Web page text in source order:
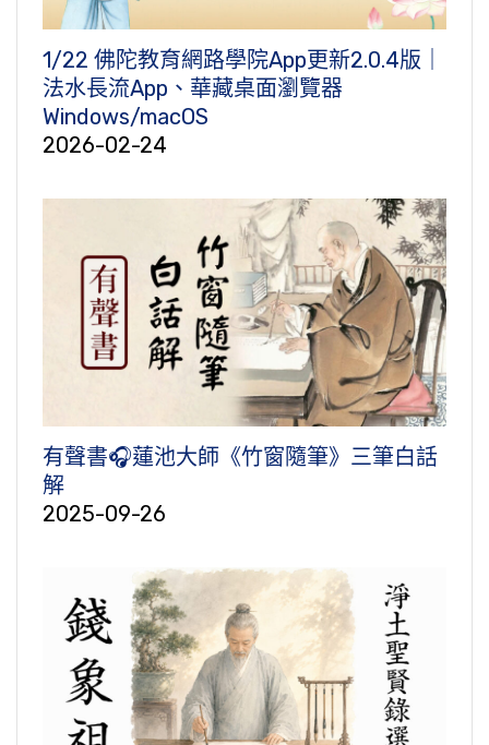
1/22 佛陀教育網路學院App更新2.0.4版｜
法水長流App、華藏桌面瀏覽器
Windows/macOS
2026-02-24
有聲書🎧蓮池大師《竹窗隨筆》三筆白話
解
2025-09-26